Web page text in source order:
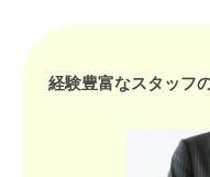
経験豊富なスタッフ